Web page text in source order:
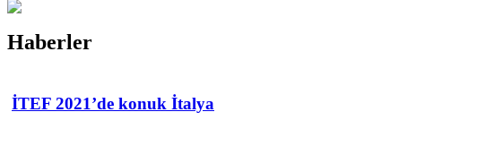
Haberler
İTEF 2021’de konuk İtalya